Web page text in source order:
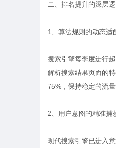
二、排名提升的深层
1、算法规则的动态适
搜索引擎每季度进行
解析搜索结果页面的
75%，保持稳定的流量
2、用户意图的精准捕
现代搜索引擎已进入